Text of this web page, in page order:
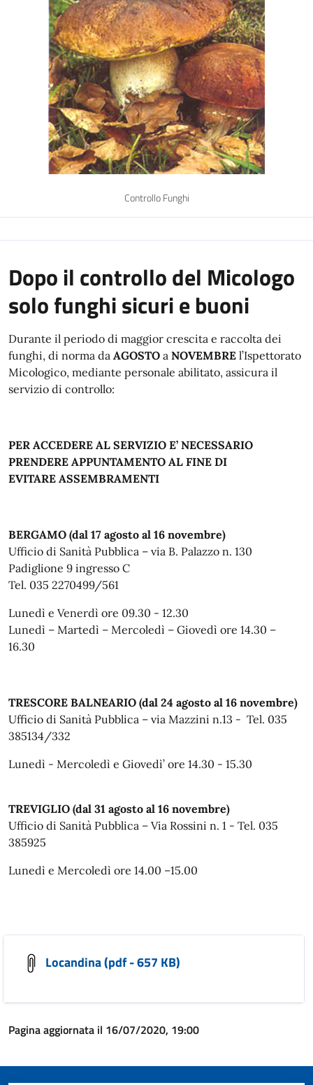
Controllo Funghi
Dopo il controllo del Micologo
solo funghi sicuri e buoni
Durante il periodo di maggior crescita e raccolta dei
funghi, di norma da AGOSTO a NOVEMBRE l’Ispettorato
Micologico, mediante personale abilitato, assicura il
servizio di controllo:
PER ACCEDERE AL SERVIZIO E’ NECESSARIO
PRENDERE APPUNTAMENTO AL FINE DI
EVITARE ASSEMBRAMENTI
BERGAMO (dal 17 agosto al 16 novembre)
Ufficio di Sanità Pubblica – via B. Palazzo n. 130
Padiglione 9 ingresso C
Tel. 035 2270499/561
Lunedì e Venerdì ore 09.30 - 12.30
Lunedì – Martedì – Mercoledì – Giovedì ore 14.30 –
16.30
TRESCORE BALNEARIO (dal 24 agosto al 16 novembre)
Ufficio di Sanità Pubblica – via Mazzini n.13 - Tel. 035
385134/332
Lunedì - Mercoledì e Giovedì’ ore 14.30 - 15.30
TREVIGLIO (dal 31 agosto al 16 novembre)
Ufficio di Sanità Pubblica – Via Rossini n. 1 - Tel. 035
385925
Lunedì e Mercoledì ore 14.00 –15.00
Locandina (pdf - 657 KB)
Pagina aggiornata il 16/07/2020, 19:00